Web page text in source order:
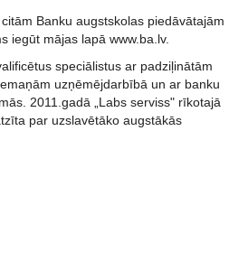
Banku augstskolas piedāvātajām
iegūt mājas lapā www.ba.lv.
speciālistus ar padziļinātām
uzņēmējdarbībā un ar banku
2011.gadā „Labs serviss" rīkotajā
par uzslavētāko augstākās